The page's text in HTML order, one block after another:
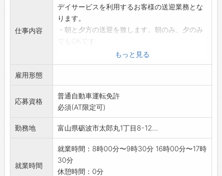
仕事内容
デイサービスを利用するお客様の送迎業務とな
ります。
・朝と夕方の送迎を致します。朝のみ、夕のみ
・社用車(トヨタのハイエース)での運転業務で
す。
・パートさんの兼業も可能です。
◎土日祝日出勤可能な方大歓迎
☆他のセンターとの業務兼務も可能です。
※資格によって時間給に変動があります。
変更範囲:会社が定める業務
もっと見る
雇用形態
応募資格
普通自動車運転免許
必須(AT限定可)
勤務地 富山県砺波市太郎丸1丁目8-12...
就業時間
就業時間：8時00分〜9時30分 16時00分〜17時
30分
休憩時間：0分